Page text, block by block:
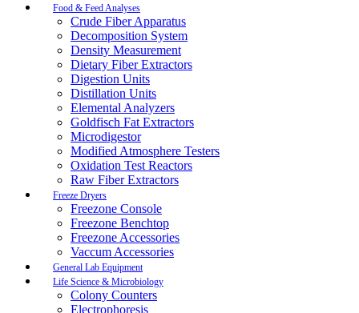
Food & Feed Analyses
Crude Fiber Apparatus
Decomposition System
Density Measurement
Dietary Fiber Extractors
Digestion Units
Distillation Units
Elemental Analyzers
Goldfisch Fat Extractors
Microdigestor
Modified Atmosphere Testers
Oxidation Test Reactors
Raw Fiber Extractors
Freeze Dryers
Freezone Console
Freezone Benchtop
Freezone Accessories
Vaccum Accessories
General Lab Equipment
Life Science & Microbiology
Colony Counters
Electrophoresis